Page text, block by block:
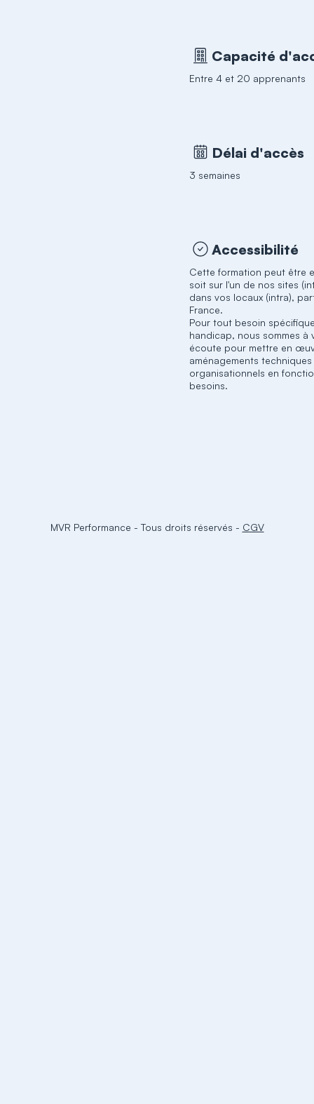
Capacité
Entre 4 et 20 apprenants
Délai d'accès
3 semaines
Accessibilité
Cette formation peut être
soit sur l'un de nos sites
dans vos locaux (intra),
France.
Pour tout besoin
handicap, nous sommes à
écoute pour mettre en
aménagements
organisationnels en
MVR Performance - Tous droits réservés - CGV